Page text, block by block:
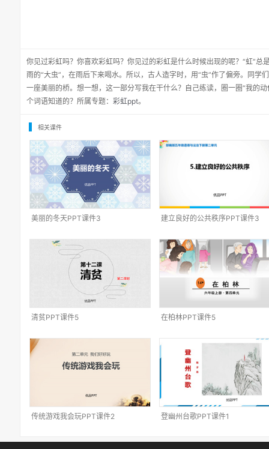
你见过彩虹吗？你喜欢彩虹吗？你见过的彩虹是什么时候出现的呢？“虹”总
雨的“大虫”，在雨后下来喝水。所以，古人造字时，用“虫”作了偏旁。同学
一座美丽的桥。想一想，这一部分写我在干什么？自己练读，圈一圈“我的
个词语知道的？所属专题： 彩虹ppt。
相关课件
美丽的冬天PPT课件3 建立良好的公共秩序PPT课件3
清贫PPT课件5 在柏林PPT课件5
传统游戏我会玩PPT课件2 登幽州台歌PPT课件1